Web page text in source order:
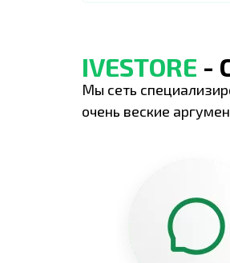
IVESTORE -
Мы сеть
очень веские